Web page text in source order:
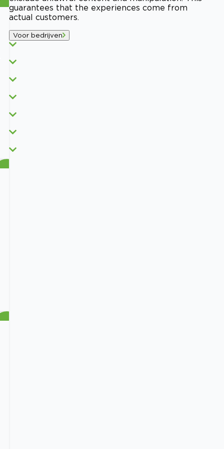
guarantees that the experiences come from
actual customers.
Voor bedrijven